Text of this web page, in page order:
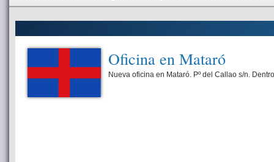
Oficina en Mataró
Nueva oficina en Mataró. Pº del Callao s/n.